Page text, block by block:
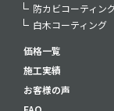
防カビコーティン
白木コーティング
価格一覧
施工実績
お客様の声